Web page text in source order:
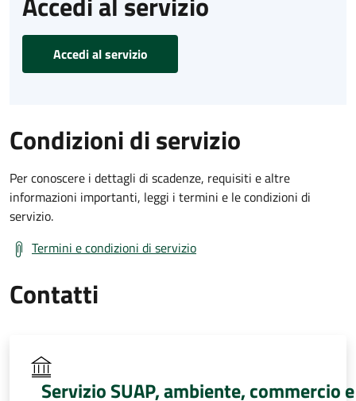
Accedi al servizio
Condizioni di servizio
Per conoscere i dettagli di scadenze, requisiti e altre
informazioni importanti, leggi i termini e le condizioni di
servizio.
Termini e condizioni di servizio
Contatti
Servizio SUAP, ambiente, commercio e